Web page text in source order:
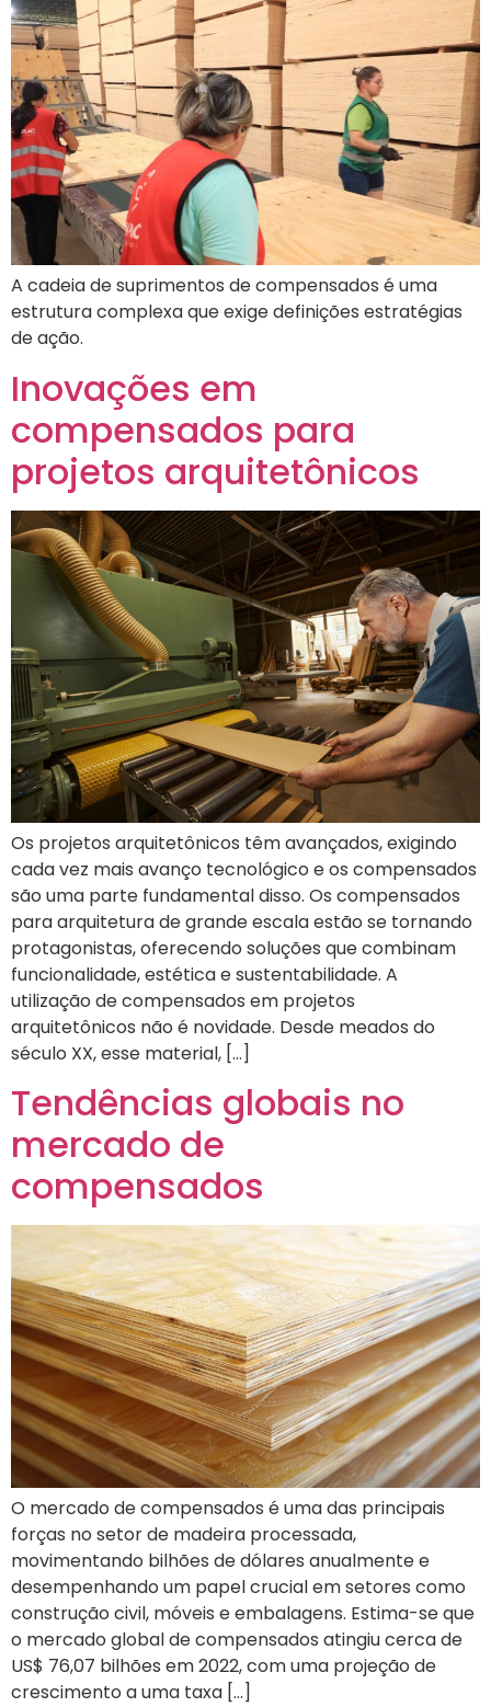
A cadeia de suprimentos de compensados é uma
estrutura complexa que exige definições estratégias
de ação.
Inovações em
compensados para
projetos arquitetônicos
Os projetos arquitetônicos têm avançados, exigindo
cada vez mais avanço tecnológico e os compensados
são uma parte fundamental disso. Os compensados
para arquitetura de grande escala estão se tornando
protagonistas, oferecendo soluções que combinam
funcionalidade, estética e sustentabilidade. A
utilização de compensados em projetos
arquitetônicos não é novidade. Desde meados do
século XX, esse material, […]
Tendências globais no
mercado de
compensados
O mercado de compensados é uma das principais
forças no setor de madeira processada,
movimentando bilhões de dólares anualmente e
desempenhando um papel crucial em setores como
construção civil, móveis e embalagens. Estima-se que
o mercado global de compensados atingiu cerca de
US$ 76,07 bilhões em 2022, com uma projeção de
crescimento a uma taxa […]